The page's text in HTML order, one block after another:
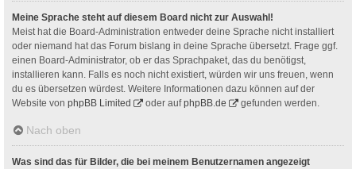
Meine Sprache steht auf diesem Board nicht zur Auswahl!
Meist hat die Board-Administration entweder deine Sprache nicht installiert
oder niemand hat das Forum bislang in deine Sprache übersetzt. Frage ggf.
einen Board-Administrator, ob er das Sprachpaket, das du benötigst,
installieren kann. Falls es noch nicht existiert, würden wir uns freuen, wenn
du es übersetzen würdest. Weitere Informationen dazu können auf der
Website von phpBB Limited oder aufphpBB.de gefunden werden.
Nach oben
Was sind das für Bilder, die bei meinem Benutzernamen angezeigt